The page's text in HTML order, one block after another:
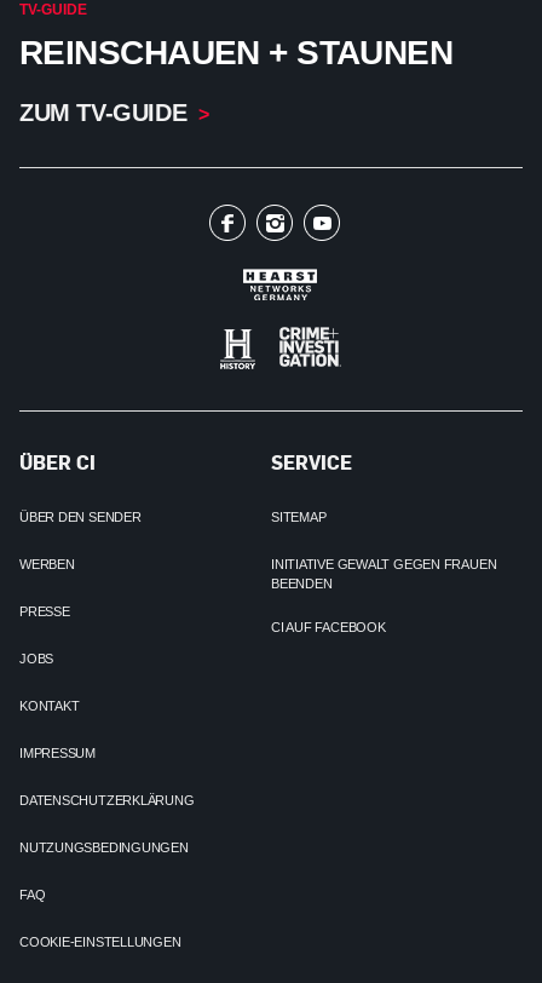
TV-GUIDE
REINSCHAUEN + STAUNEN
ZUM TV-GUIDE
ÜBER CI
ÜBER DEN SENDER
WERBEN
PRESSE
JOBS
KONTAKT
IMPRESSUM
DATENSCHUTZERKLÄRUNG
NUTZUNGSBEDINGUNGEN
FAQ
COOKIE-EINSTELLUNGEN
SERVICE
SITEMAP
INITIATIVE GEWALT GEGEN FRAUEN
BEENDEN
CI AUF FACEBOOK